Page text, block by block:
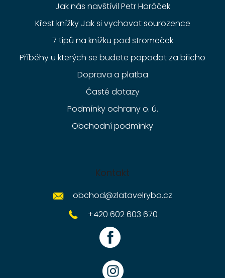
Jak nás navštívil Petr Horáček
Křest knížky Jak si vychovat sourozence
7 tipů na knížku pod stromeček
Příběhy u kterých se budete popadat za břicho
Doprava a platba
Časté dotazy
Podmínky ochrany o. ú.
Obchodní podmínky
Kontakt
obchod@zlatavelryba.cz
+420 602 603 670